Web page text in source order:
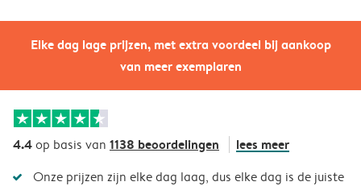
Elke dag lage prijzen, met extra voordeel bij aankoop
van meer exemplaren
4.4op basis van 1138 beoordelingen lees meer
Onze prijzen zijn elke dag laag, dus elke dag is de juiste